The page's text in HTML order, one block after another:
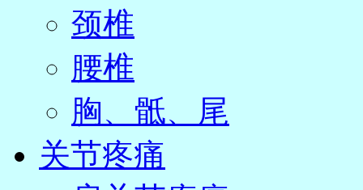
颈椎
腰椎
胸、骶、尾
关节疼痛